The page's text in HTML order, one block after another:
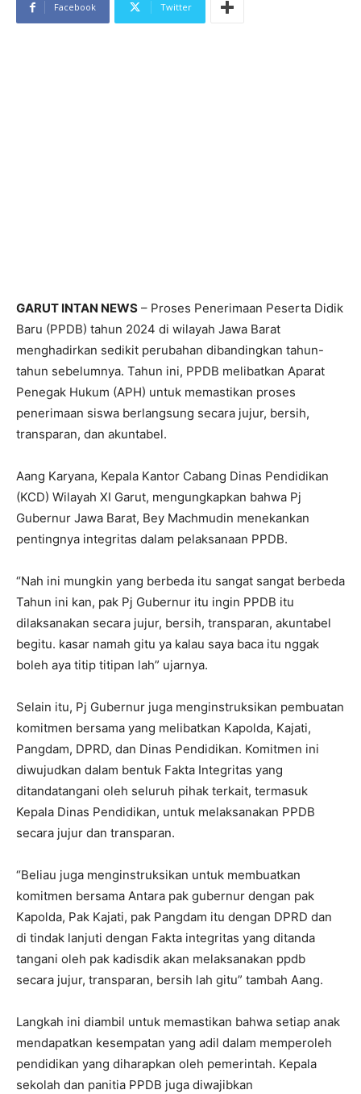
Facebook Twitter
GARUT INTAN NEWS – Proses Penerimaan Peserta Didik
Baru (PPDB) tahun 2024 di wilayah Jawa Barat
menghadirkan sedikit perubahan dibandingkan tahun-
tahun sebelumnya. Tahun ini, PPDB melibatkan Aparat
Penegak Hukum (APH) untuk memastikan proses
penerimaan siswa berlangsung secara jujur, bersih,
transparan, dan akuntabel.
Aang Karyana, Kepala Kantor Cabang Dinas Pendidikan
(KCD) Wilayah XI Garut, mengungkapkan bahwa Pj
Gubernur Jawa Barat, Bey Machmudin menekankan
pentingnya integritas dalam pelaksanaan PPDB.
“Nah ini mungkin yang berbeda itu sangat sangat berbeda
Tahun ini kan, pak Pj Gubernur itu ingin PPDB itu
dilaksanakan secara jujur, bersih, transparan, akuntabel
begitu. kasar namah gitu ya kalau saya baca itu nggak
boleh aya titip titipan lah” ujarnya.
Selain itu, Pj Gubernur juga menginstruksikan pembuatan
komitmen bersama yang melibatkan Kapolda, Kajati,
Pangdam, DPRD, dan Dinas Pendidikan. Komitmen ini
diwujudkan dalam bentuk Fakta Integritas yang
ditandatangani oleh seluruh pihak terkait, termasuk
Kepala Dinas Pendidikan, untuk melaksanakan PPDB
secara jujur dan transparan.
“Beliau juga menginstruksikan untuk membuatkan
komitmen bersama Antara pak gubernur dengan pak
Kapolda, Pak Kajati, pak Pangdam itu dengan DPRD dan
di tindak lanjuti dengan Fakta integritas yang ditanda
tangani oleh pak kadisdik akan melaksanakan ppdb
secara jujur, transparan, bersih lah gitu” tambah Aang.
Langkah ini diambil untuk memastikan bahwa setiap anak
mendapatkan kesempatan yang adil dalam memperoleh
pendidikan yang diharapkan oleh pemerintah. Kepala
sekolah dan panitia PPDB juga diwajibkan